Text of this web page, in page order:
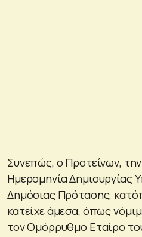
Συνεπώς, ο Προτείνων,
Ημερομηνία
Δημόσιας Πρότασης,
κατείχε άμεσα, όπως
τον Ομόρρυθμο Εταίρο